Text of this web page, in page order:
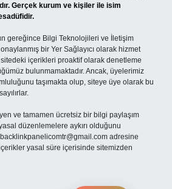
Gerçek kurum ve kişiler ile isim
gereğince Bilgi Teknolojileri ve İletişim
bir Yer Sağlayıcı olarak hizmet
içerikleri proaktif olarak denetleme
bulunmamaktadır. Ancak, üyelerimiz
taşımakta olup, siteye üye olarak bu
ve tamamen ücretsiz bir bilgi paylaşım
düzenlemelere aykırı olduğunu
backlinkpanelicomtr@gmail.com adresine
yasal süre içerisinde sitemizden